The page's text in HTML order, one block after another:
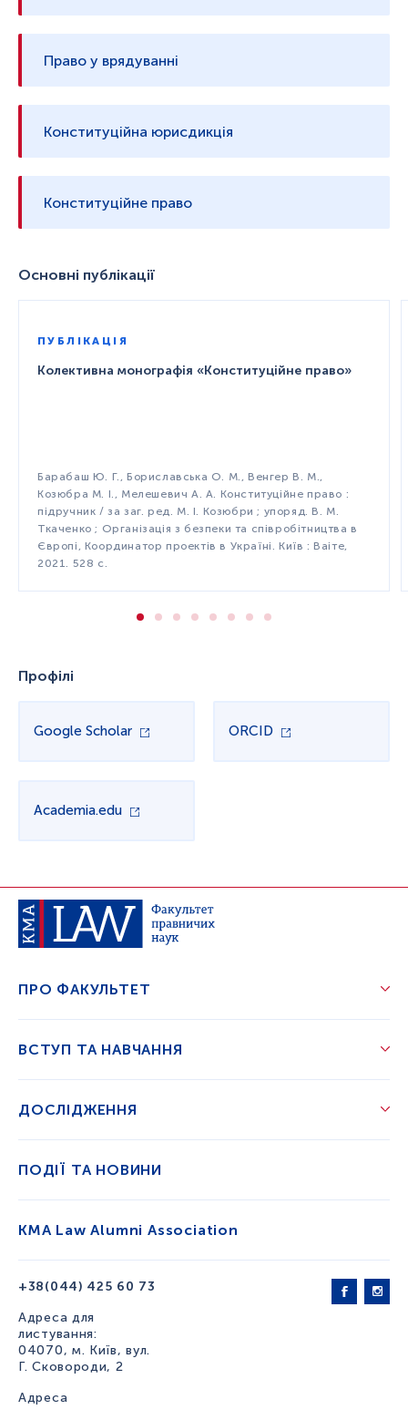
Право у врядуванні
Конституційна юрисдикція
Конституційне право
Основні публікації
ПУБЛІКАЦІЯ
Колективна монографія «Конституційне право»
Барабаш Ю. Г., Бориславська О. М., Венгер В. М.,
Козюбра М. І., Мелешевич А. А. Конституційне право :
підручник / за заг. ред. М. І. Козюбри ; упоряд. В. М.
Ткаченко ; Організація з безпеки та співробітництва в
Європі, Координатор проектів в Україні. Київ : Ваіте,
2021. 528 с.
Профілі
Google Scholar ORCID
Academia.edu
+38(044) 425 60 73
Адреса для
листування:
04070, м. Київ, вул.
Г. Сковороди, 2
Адреса
ПРО ФАКУЛЬТЕТ
ВСТУП ТА НАВЧАННЯ
ДОСЛІДЖЕННЯ
ПОДІЇ ТА НОВИНИ
KMA Law Alumni Association